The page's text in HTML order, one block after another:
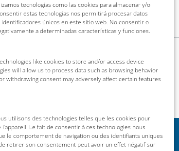
tecnologías como las cookies para almacenar y/o
estas tecnologías nos permitirá procesar datos
únicos en este sitio web. No consentir o
a determinadas características y funciones.
like cookies to store and/or access device
will allow us to process data such as browsing behavior
withdrawing consent may adversely affect certain features
utilisons des technologies telles que les cookies pour
Le fait de consentir à ces technologies nous
le comportement de navigation ou des identifiants uniques
retirer son consentement peut avoir un effet négatif sur